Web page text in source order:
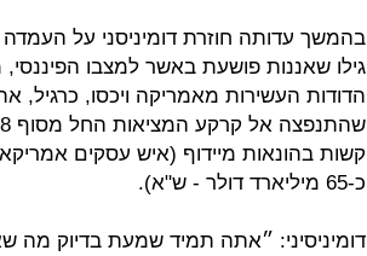
בהמשך עדותה חוזרת דומיניסני על העמדה
גילו שאננות פושעת באשר למצבו
הדודות העשירות מאמריקה ויכסו, כרגיל,
קשות בהונאות מיידוף (איש עסקים
כ-65 מיליארד דולר - ש"א).
דומיניסיני: ״אתה תמיד שמעת בדיוק מה